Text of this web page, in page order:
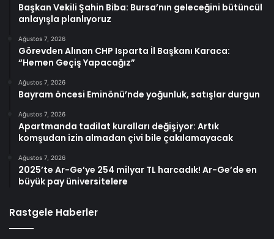
Başkan Vekili Şahin Biba: Bursa’nın geleceğini bütüncül
anlayışla planlıyoruz
Ağustos 7, 2026
Görevden Alınan CHP Isparta İl Başkanı Karaca:
“Hemen Geçiş Yapacağız”
Ağustos 7, 2026
Bayram öncesi Eminönü’nde yoğunluk, satışlar durgun
Ağustos 7, 2026
Apartmanda tadilat kuralları değişiyor: Artık
komşudan izin almadan çivi bile çakılamayacak
Ağustos 7, 2026
2025’te Ar-Ge’ye 254 milyar TL harcadık! Ar-Ge’de en
büyük pay üniversitelere
Rastgele Haberler